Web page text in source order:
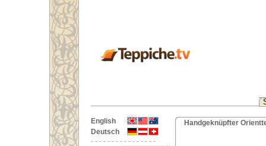
English
Deutsch
Handgeknüpfter